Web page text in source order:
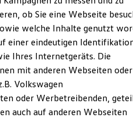
und Updates
Ihrem ID.
im
ob Sie eine Webseite
welche Inhalte genutzt
einer eindeutigen
Ihres Internetgeräts. Die
mit anderen Webseiten oder
Volkswagen
oder Werbetreibenden,
auch auf anderen Webseiten